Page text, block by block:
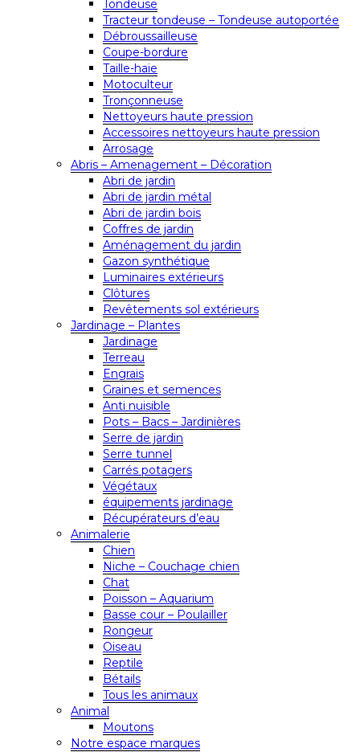
Tondeuse
Tracteur tondeuse – Tondeuse autoportée
Débroussailleuse
Coupe-bordure
Taille-haie
Motoculteur
Tronçonneuse
Nettoyeurs haute pression
Accessoires nettoyeurs haute pression
Arrosage
Abris – Amenagement – Décoration
Abri de jardin
Abri de jardin métal
Abri de jardin bois
Coffres de jardin
Aménagement du jardin
Gazon synthétique
Luminaires extérieurs
Clôtures
Revêtements sol extérieurs
Jardinage – Plantes
Jardinage
Terreau
Engrais
Graines et semences
Anti nuisible
Pots – Bacs – Jardinières
Serre de jardin
Serre tunnel
Carrés potagers
Végétaux
équipements jardinage
Récupérateurs d’eau
Animalerie
Chien
Niche – Couchage chien
Chat
Poisson – Aquarium
Basse cour – Poulailler
Rongeur
Oiseau
Reptile
Bétails
Tous les animaux
Animal
Moutons
Notre espace marques